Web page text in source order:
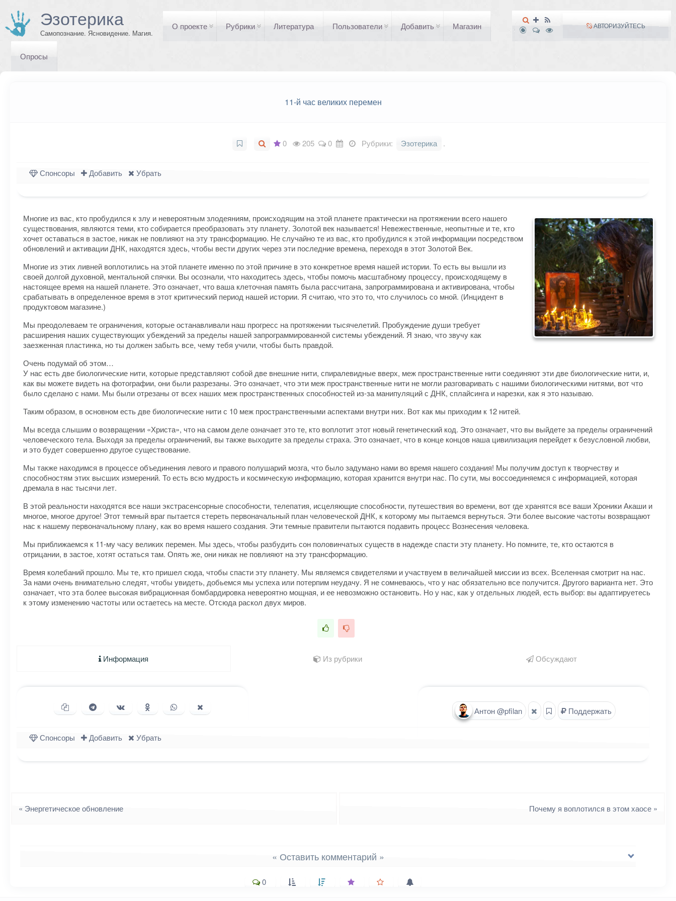
Эзотерика
Самопознание. Ясновидение. Магия.
АВТОРИЗУЙТЕСЬ
О проекте Рубрики Литература Пользователи Добавить Магазин
Опросы
11-й час великих перемен
0 205 0 Рубрики: Эзотерика .
Спонсоры Добавить Убрать
Многие из вас, кто пробудился к злу и невероятным злодеяниям, происходящим на этой планете практически на протяжении всего нашего
существования, являются теми, кто собирается преобразовать эту планету. Золотой век называется! Невежественные, неопытные и те, кто
хочет оставаться в застое, никак не повлияют на эту трансформацию. Не случайно те из вас, кто пробудился к этой информации посредством
обновлений и активации ДНК, находятся здесь, чтобы вести других через эти последние времена, переходя в этот Золотой Век.
Многие из этих ливней воплотились на этой планете именно по этой причине в это конкретное время нашей истории. То есть вы вышли из
своей долгой духовной, ментальной спячки. Вы осознали, что находитесь здесь, чтобы помочь масштабному процессу, происходящему в
настоящее время на нашей планете. Это означает, что ваша клеточная память была рассчитана, запрограммирована и активирована, чтобы
срабатывать в определенное время в этот критический период нашей истории. Я считаю, что это то, что случилось со мной. (Инцидент в
продуктовом магазине.)
Мы преодолеваем те ограничения, которые останавливали наш прогресс на протяжении тысячелетий. Пробуждение души требует
расширения наших существующих убеждений за пределы нашей запрограммированной системы убеждений. Я знаю, что звучу как
заезженная пластинка, но ты должен забыть все, чему тебя учили, чтобы быть правдой.
Очень подумай об этом…
У нас есть две биологические нити, которые представляют собой две внешние нити, спиралевидные вверх, меж пространственные нити соединяют эти две биологические нити, и,
как вы можете видеть на фотографии, они были разрезаны. Это означает, что эти меж пространственные нити не могли разговаривать с нашими биологическими нитями, вот что
было сделано с нами. Мы были отрезаны от всех наших меж пространственных способностей из-за манипуляций с ДНК, сплайсинга и нарезки, как я это называю.
Таким образом, в основном есть две биологические нити с 10 меж пространственными аспектами внутри них. Вот как мы приходим к 12 нитей.
Мы всегда слышим о возвращении «Христа», что на самом деле означает это те, кто воплотит этот новый генетический код. Это означает, что вы выйдете за пределы ограничений
человеческого тела. Выходя за пределы ограничений, вы также выходите за пределы страха. Это означает, что в конце концов наша цивилизация перейдет к безусловной любви,
и это будет совершенно другое существование.
Мы также находимся в процессе объединения левого и правого полушарий мозга, что было задумано нами во время нашего создания! Мы получим доступ к творчеству и
способностям этих высших измерений. То есть всю мудрость и космическую информацию, которая хранится внутри нас. По сути, мы воссоединяемся с информацией, которая
дремала в нас тысячи лет.
В этой реальности находятся все наши экстрасенсорные способности, телепатия, исцеляющие способности, путешествия во времени, вот где хранятся все ваши Хроники Акаши и
многое, многое другое! Этот темный враг пытается стереть первоначальный план человеческой ДНК, к которому мы пытаемся вернуться. Эти более высокие частоты возвращают
нас к нашему первоначальному плану, как во время нашего создания. Эти темные правители пытаются подавить процесс Вознесения человека.
Мы приближаемся к 11-му часу великих перемен. Мы здесь, чтобы разбудить сон половинчатых существ в надежде спасти эту планету. Но помните, те, кто остаются в
отрицании, в застое, хотят остаться там. Опять же, они никак не повлияют на эту трансформацию.
Время колебаний прошло. Мы те, кто пришел сюда, чтобы спасти эту планету. Мы являемся свидетелями и участвуем в величайшей миссии из всех. Вселенная смотрит на нас.
За нами очень внимательно следят, чтобы увидеть, добьемся мы успеха или потерпим неудачу. Я не сомневаюсь, что у нас обязательно все получится. Другого варианта нет. Это
означает, что эта более высокая вибрационная бомбардировка невероятно мощная, и ее невозможно остановить. Но у нас, как у отдельных людей, есть выбор: вы адаптируетесь
к этому изменению частоты или остаетесь на месте. Отсюда раскол двух миров.
Информация Из рубрики Обсуждают
Антон @pfilan Поддержать
Копировать ссылкуПоделиться в Telegram
Поделиться ВКонтакте
Поделиться в Одноклассниках
Поделиться в WhatsApp
Спонсоры Добавить Убрать
« Энергетическое обновление Почему я воплотился в этом хаосе »
« Оставить комментарий »
0